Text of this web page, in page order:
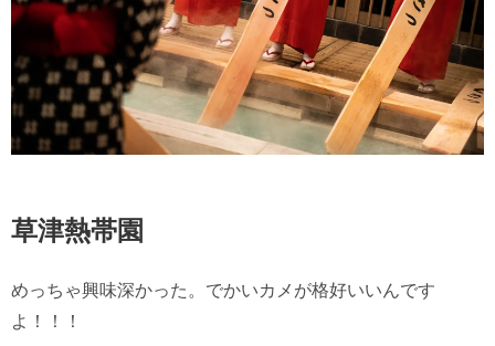
草津熱帯園
めっちゃ興味深かった。でかいカメが格好いいんです
よ！！！